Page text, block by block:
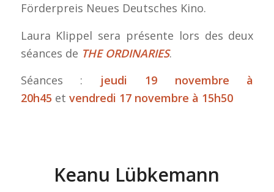
Förderpreis Neues Deutsches Kino.
Laura Klippel sera présente lors des deux
séances de THE ORDINARIES.
Séances : jeudi 19 novembre à
20h45 et vendredi 17 novembre à 15h50
Keanu Lübkemann